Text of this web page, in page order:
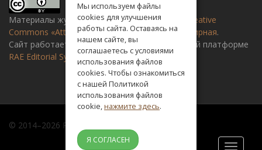
Материалы журнала доступны полицензии Creative
Commons «Attribution» («Атрибуция») 4.0 Всемирная.
Сайт работает на универсальной издательской платформе
RAE Editorial System
© 2014–2026 Russian academy of natural history
Мы используем файлы
cookies для улучшения
работы сайта. Оставаясь на
нашем сайте, вы
соглашаетесь с условиями
использования файлов
cookies. Чтобы ознакомиться
с нашей Политикой
использования файлов
cookie,нажмите здесь.
Я СОГЛАСЕН